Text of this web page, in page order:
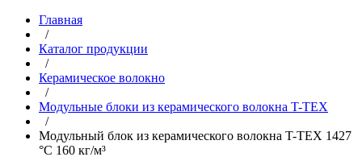
Главная
/
Каталог продукции
/
Керамическое волокно
/
Модульные блоки из керамического волокна T-TEX
/
Модульный блок из керамического волокна T-TEX 1427
°С 160 кг/м³